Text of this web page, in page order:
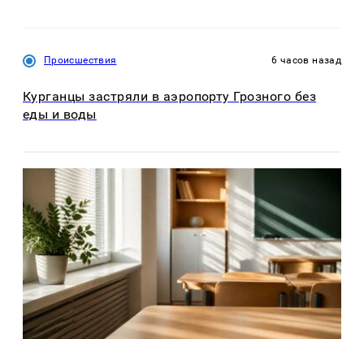
Происшествия 6 часов назад
Курганцы застряли в аэропорту Грозного без
еды и воды